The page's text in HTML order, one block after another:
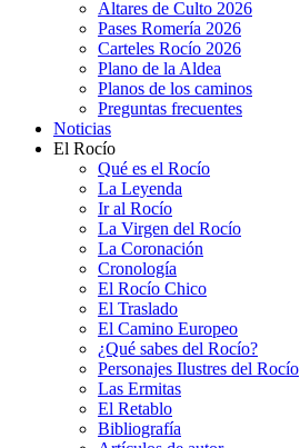
Altares de Culto 2026
Pases Romería 2026
Carteles Rocío 2026
Plano de la Aldea
Planos de los caminos
Preguntas frecuentes
Noticias
El Rocío
Qué es el Rocío
La Leyenda
Ir al Rocío
La Virgen del Rocío
La Coronación
Cronología
El Rocío Chico
El Traslado
El Camino Europeo
¿Qué sabes del Rocío?
Personajes Ilustres del Rocío
Las Ermitas
El Retablo
Bibliografía